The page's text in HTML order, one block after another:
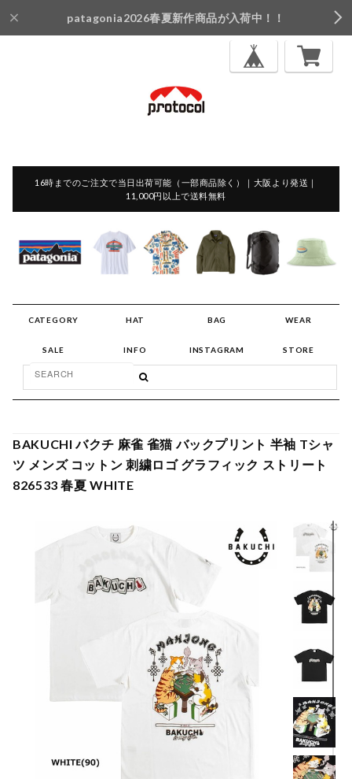
patagonia2026春夏新作商品が入荷中！！
16時までのご注文で当日出荷可能（一部商品除く）｜大阪より発送｜
11,000円以上で送料無料
CATEGORY HAT BAG WEAR
SALE INFO INSTAGRAM STORE
BAKUCHI バクチ 麻雀 雀猫 バックプリント 半袖 Tシャ
ツ メンズ コットン 刺繍ロゴ グラフィック ストリート
826533 春夏 WHITE